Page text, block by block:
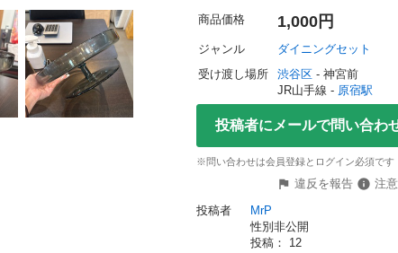
商品価格 1,000円
ジャンル
ダイニングセット
受け渡し場所
渋谷区 - 神宮前
JR山手線 - 原宿駅
投稿者にメールで問い合わ
※問い合わせは会員登録とログイン必須です
違反を報告
注
投稿者
MrP
性別非公開
投稿： 12